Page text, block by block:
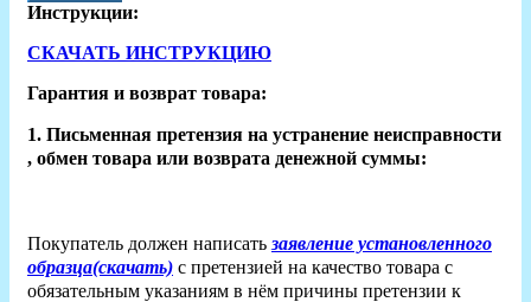
Инструкции:
СКАЧАТЬ ИНСТРУКЦИЮ
Гарантия и возврат товара:
1. Письменная претензия на устранение неисправности
, обмен товара или возврата денежной суммы:
Покупатель должен написать заявление установленного
образца(скачать) с претензией на качество товара с
обязательным указаниям в нём причины претензии к